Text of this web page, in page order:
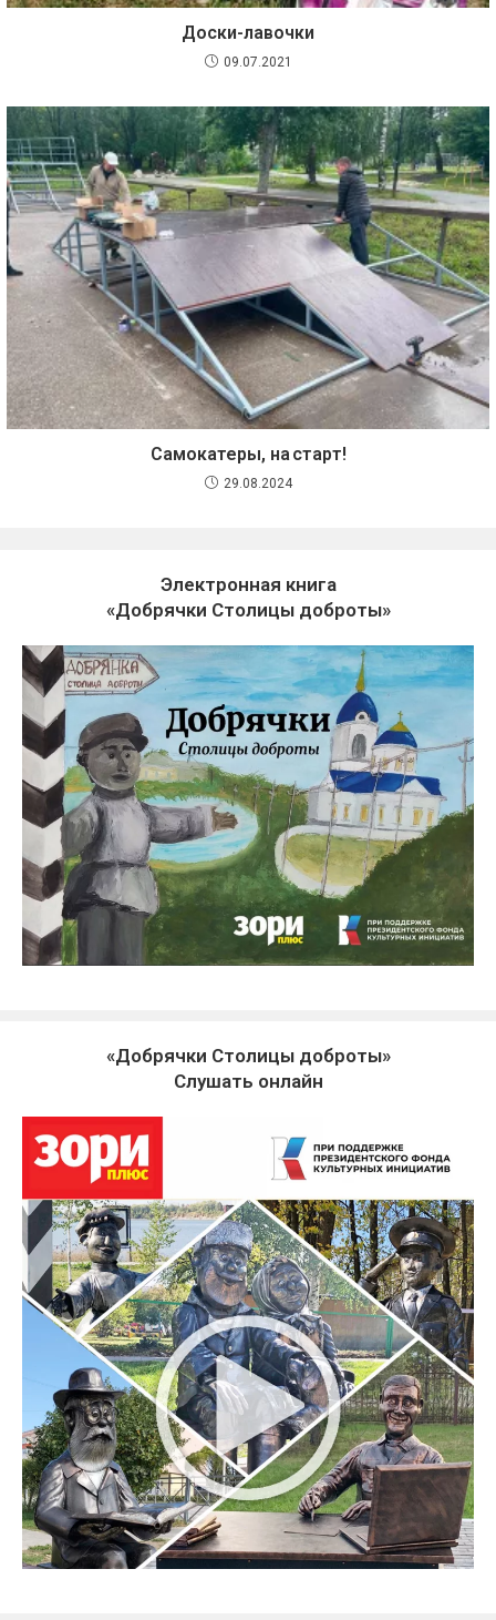
Доски-лавочки
09.07.2021
Самокатеры, на старт!
29.08.2024
Электронная книга
«Добрячки Столицы доброты»
«Добрячки Столицы доброты»
Слушать онлайн